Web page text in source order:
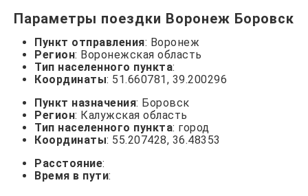
Параметры поездки Воронеж Боровск
Пункт отправления: Воронеж
Регион: Воронежская область
Тип населенного пункта:
Координаты: 51.660781, 39.200296
Пункт назначения: Боровск
Регион: Калужская область
Тип населенного пункта: город
Координаты: 55.207428, 36.48353
Расстояние:
Время в пути: